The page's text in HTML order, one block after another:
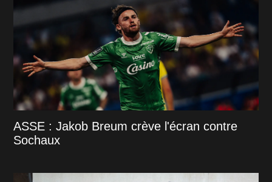
ASSE : Jakob Breum crève l'écran contre
Sochaux